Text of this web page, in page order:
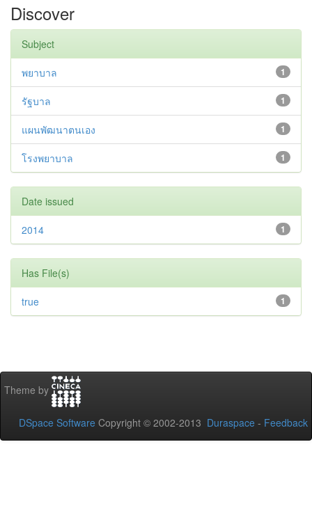
Discover
Subject
1
พยาบาล
1
รัฐบาล
1
แผนพัฒนาตนเอง
1
โรงพยาบาล
Date issued
1
2014
Has File(s)
1
true
Theme by
DSpace Software Copyright © 2002-2013 Duraspace - Feedback